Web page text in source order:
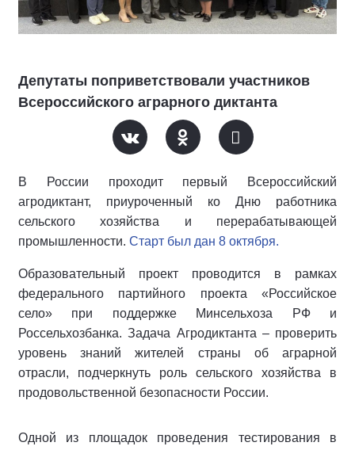
Депутаты поприветствовали участников
Всероссийского аграрного диктанта
В России проходит первый Всероссийский
агродиктант, приуроченный ко Дню работника
сельского хозяйства и перерабатывающей
промышленности. Старт был дан 8 октября.
Образовательный проект проводится в рамках
федерального партийного проекта «Российское
село» при поддержке Минсельхоза РФ и
Россельхозбанка. Задача Агродиктанта – проверить
уровень знаний жителей страны об аграрной
отрасли, подчеркнуть роль сельского хозяйства в
продовольственной безопасности России.
Одной из площадок проведения тестирования в